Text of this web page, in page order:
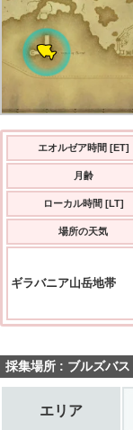
エオルゼア時間 [ET]
月齢
ローカル時間 [LT]
場所の天気
ギラバニア山岳地帯
採集場所 : ブルズバ
エリア